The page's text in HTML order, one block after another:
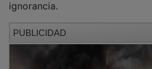
franquistas, apelaba a la
Hércules que antes habían
límite conocido, la
cautela. Cuánto mejor les